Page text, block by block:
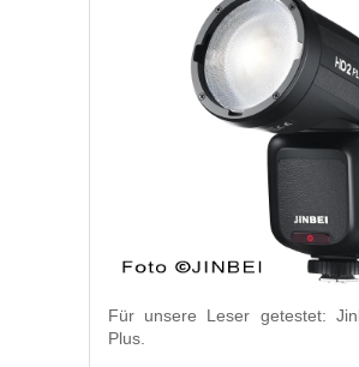
Für unsere Leser getestet:
Plus.